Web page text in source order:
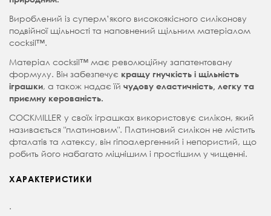
Вироблений із суперм’якого високоякісного силіконову
подвійної щільності та наповнений щільним матеріалом
cocksil™.
Матеріал cocksil™ має революційну запатентовану
формулу. Він забезпечує кращу гнучкість і щільність
іграшки, а також надає їй чудову еластичність, легку та
приємну керованість.
COCKMILLER у своїх іграшках використовує силікон, який
називається "платиновим". Платиновий силікон не містить
фталатів та латексу, він гіпоалергенний і непористий, що
робить його набагато міцнішим і простішим у чищенні.
ХАРАКТЕРИСТИКИ
.